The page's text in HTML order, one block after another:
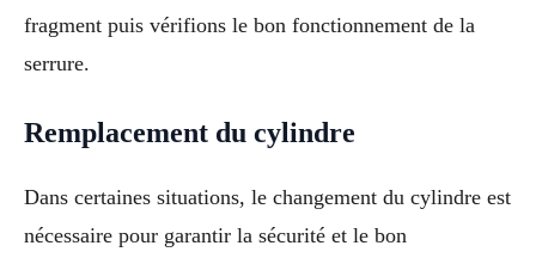
fragment puis vérifions le bon fonctionnement de la
serrure.
Remplacement du cylindre
Dans certaines situations, le changement du cylindre est
nécessaire pour garantir la sécurité et le bon